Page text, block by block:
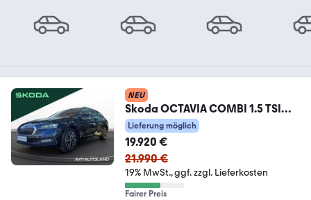
NEU
Skoda OCTAVIA COMBI 1.5 TSI
STYLE | AHK | LED |
Lieferung möglich
19.920 €
21.990 €
19% MwSt. ggf. zzgl. Lieferkosten
Fairer Preis